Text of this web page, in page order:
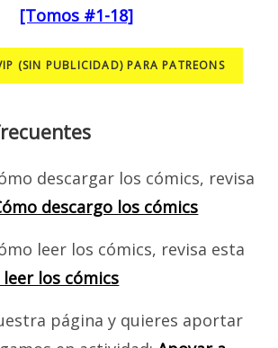
[Tomos #1-18]
(SIN PUBLICIDAD) PARA PATREONS
descargar los cómics, revisa
descargo los cómics
leer los cómics, revisa esta
leer los cómics
página y quieres aportar